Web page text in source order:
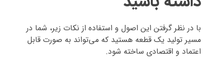
با در نظر گرفتن این اصول و استفاده از نکات زیر، شما در
مسیر تولید یک قطعه هستید که می‌تواند به صورت قابل
اعتماد و اقتصادی ساخته شود.